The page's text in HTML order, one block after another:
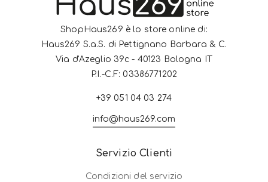
ShopHaus269 è lo store online di:
Haus269 S.a.S. di Pettignano Barbara & C.
Via d'Azeglio 39c - 40123 Bologna IT
P.I.-C.F: 03386771202
+39 051 04 03 274
info@haus269.com
Servizio Clienti
Condizioni del servizio